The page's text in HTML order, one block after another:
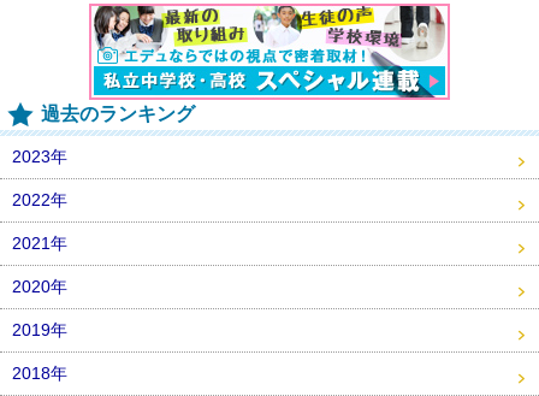
過去のランキング
2023年
2022年
2021年
2020年
2019年
2018年